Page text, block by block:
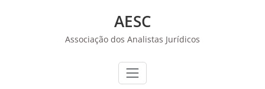
AESC
Associação dos Analistas Jurídicos